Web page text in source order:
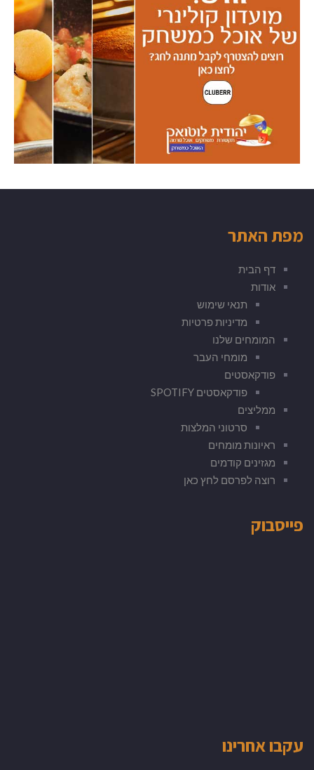
מפת האתר
דף הבית
אודות
תנאי שימוש
מדיניות פרטיות
המומחים שלנו
מומחי העבר
פודקאסטים
פודקאסטים SPOTIFY
ממליצים
סרטוני המלצות
ראיונות מומחים
מגזינים קודמים
רוצה לפרסם לחץ כאן
פייסבוק
עקבו אחרינו